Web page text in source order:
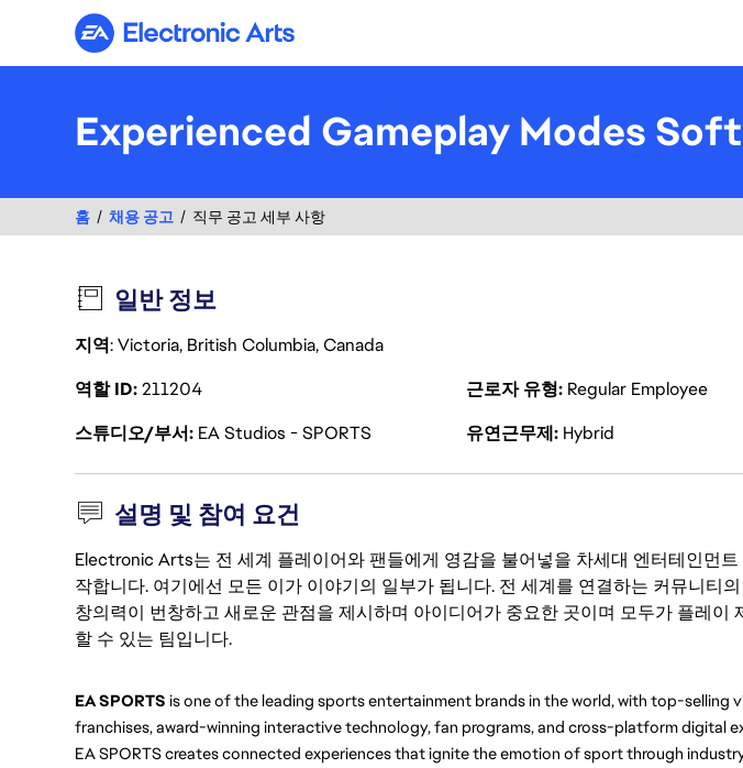
Electronic Arts
Experienced Gameplay Modes
홈 채용 공고 직무 공고 세부 사항
일반 정보
지역: Victoria, British Columbia, Canada
역할 ID211204 근로자 유형 Regular Employee
스튜디오/부서 EA Studios - SPORTS 유연근무제 Hybrid
설명 및 참여 요건
Electronic Arts는 전 세계 플레이어와 팬들에게 영감을 불어넣을 차세대 엔터테인먼트
작합니다. 여기에선 모든 이가 이야기의 일부가 됩니다. 전 세계를 연결하는 커뮤니티
창의력이 번창하고 새로운 관점을 제시하며 아이디어가 중요한 곳이며 모두가 플레이
할 수 있는 팀입니다.
EA SPORTS is one of the leading sports entertainment brands in the world, with top-selling
franchises, award-winning interactive technology, fan programs, and cross-platform digital
EA SPORTS creates connected experiences that ignite the emotion of sport through